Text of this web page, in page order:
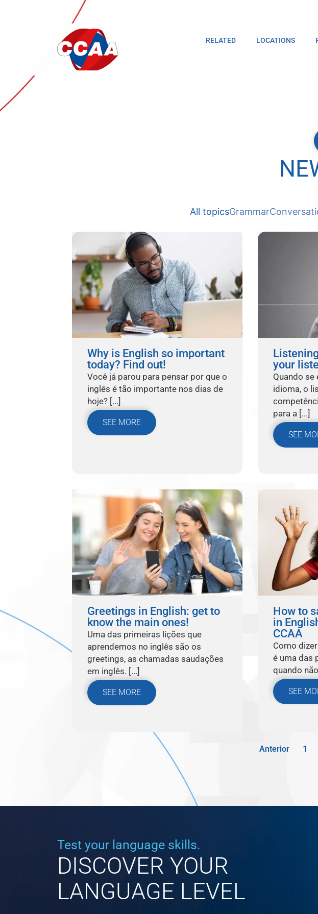
RELATED LOCATIONS
All topicsGrammar
Why is English so important
today? Find out!
Você já parou para pensar por que o
inglês é tão importante nos dias de
hoje? [...]
SEE MORE
your
Quando
idioma, o
para a [...]
SEE
Greetings in English: get to
know the main ones!
Uma das primeiras lições que
aprendemos no inglês são os
greetings, as chamadas saudações
em inglês. [...]
SEE MORE
How to
in
CCAA
Como
é uma das
quando
SEE
Anterior 1
Test your language skills.
DISCOVER YOUR
LANGUAGE LEVEL